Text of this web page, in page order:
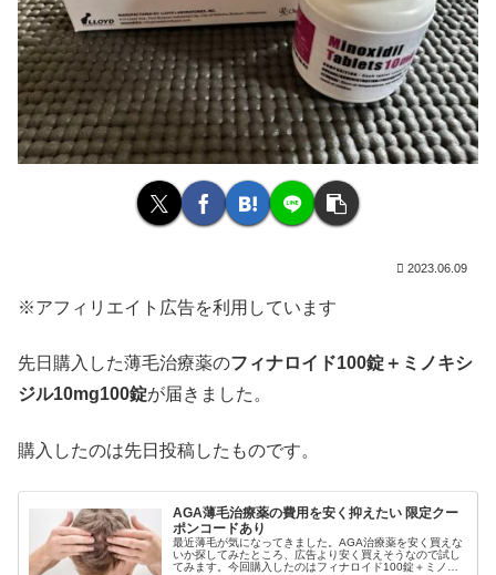
2023.06.09
※アフィリエイト広告を利用しています
先日購入した薄毛治療薬のフィナロイド100錠＋ミノキシ
ジル10mg100錠が届きました。
購入したのは先日投稿したものです。
AGA薄毛治療薬の費用を安く抑えたい 限定クー
ポンコードあり
最近薄毛が気になってきました。AGA治療薬を安く買えな
いか探してみたところ、広告より安く買えそうなので試し
てみます。今回購入したのはフィナロイド100錠＋ミノキ